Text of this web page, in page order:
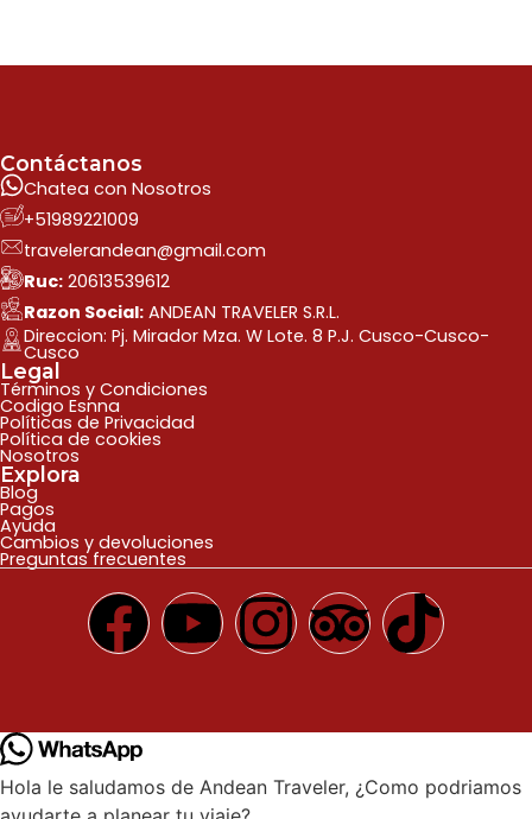
Contáctanos
Chatea con Nosotros
+51989221009
travelerandean@gmail.com
Ruc: 20613539612
Razon Social: ANDEAN TRAVELER S.R.L.
Direccion: Pj. Mirador Mza. W Lote. 8 P.J. Cusco-Cusco-
Cusco
Legal
Términos y Condiciones
Codigo Esnna
Políticas de Privacidad
Política de cookies
Nosotros
Explora
Blog
Pagos
Ayuda
Cambios y devoluciones
Preguntas frecuentes
Hola le saludamos de Andean Traveler, ¿Como podriamos